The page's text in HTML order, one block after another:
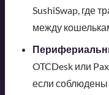
SushiSwap, где
между
OTCDesk или
если